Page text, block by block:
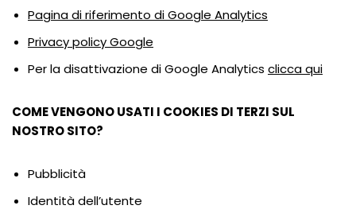
Pagina di riferimento di Google Analytics
Privacy policy Google
Per la disattivazione di Google Analytics clicca qui
COME VENGONO USATI I COOKIES DI TERZI SUL
NOSTRO SITO?
Pubblicità
Identità dell’utente